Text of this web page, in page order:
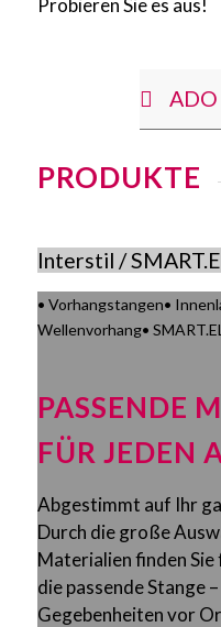
Probieren Sie es aus!
ADO
PRODUKTE
Interstil /
• Vorhangstangen•
Wellenvorhang•
PASSENDE
FÜR JEDEN
Abgestimmt auf Ihr
Durch die große
Materialien finden
die passende Stange
Gegebenheiten vor